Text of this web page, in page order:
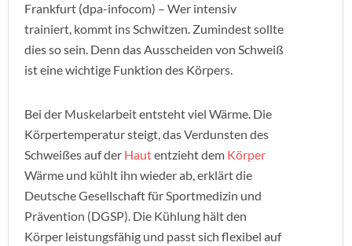
Frankfurt (dpa-infocom) – Wer intensiv
trainiert, kommt ins Schwitzen. Zumindest sollte
dies so sein. Denn das Ausscheiden von Schweiß
ist eine wichtige Funktion des Körpers.
Bei der Muskelarbeit entsteht viel Wärme. Die
Körpertemperatur steigt, das Verdunsten des
Schweißes auf der Hautentzieht dem Körper
Wärme und kühlt ihn wieder ab, erklärt die
Deutsche Gesellschaft für Sportmedizin und
Prävention (DGSP). Die Kühlung hält den
Körper leistungsfähig und passt sich flexibel auf